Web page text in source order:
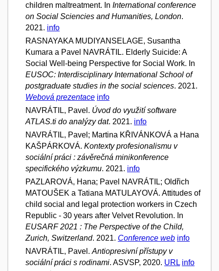
children maltreatment. In International conference
on Social Sciencies and Humanities, London.
2021. info
RASNAYAKA MUDIYANSELAGE, Susantha
Kumara a Pavel NAVRÁTIL. Elderly Suicide: A
Social Well-being Perspective for Social Work. In
EUSOC: Interdisciplinary International School of
postgraduate studies in the social sciences. 2021.
Webová prezentace info
NAVRÁTIL, Pavel. Úvod do využití software
ATLAS.ti do analýzy dat. 2021. info
NAVRÁTIL, Pavel; Martina KŘIVÁNKOVÁ a Hana
KAŠPÁRKOVÁ. Kontexty profesionalismu v
sociální práci : závěrečná minikonference
specifického výzkumu. 2021. info
PAZLAROVÁ, Hana; Pavel NAVRÁTIL; Oldřich
MATOUŠEK a Tatiana MATULAYOVÁ. Attitudes of
child social and legal protection workers in Czech
Republic - 30 years after Velvet Revolution. In
EUSARF 2021 : The Perspective of the Child,
Zurich, Switzerland. 2021. Conference web info
NAVRÁTIL, Pavel. Antiopresivní přístupy v
sociální práci s rodinami. ASVSP, 2020. URL info